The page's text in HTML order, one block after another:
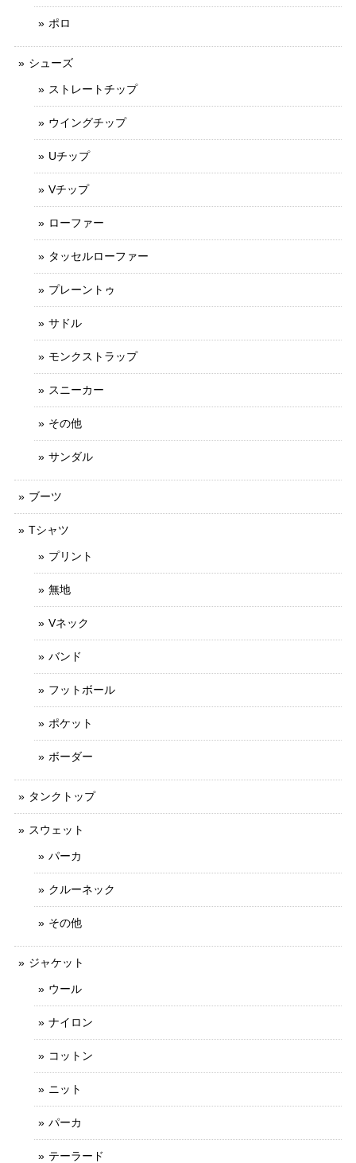
ポロ
シューズ
ストレートチップ
ウイングチップ
Uチップ
Vチップ
ローファー
タッセルローファー
プレーントゥ
サドル
モンクストラップ
スニーカー
その他
サンダル
ブーツ
Tシャツ
プリント
無地
Vネック
バンド
フットボール
ポケット
ボーダー
タンクトップ
スウェット
パーカ
クルーネック
その他
ジャケット
ウール
ナイロン
コットン
ニット
パーカ
テーラード